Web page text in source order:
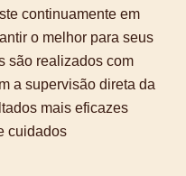
continuamente em
o melhor para seus
são realizados com
a supervisão direta da
mais eficazes
cuidados